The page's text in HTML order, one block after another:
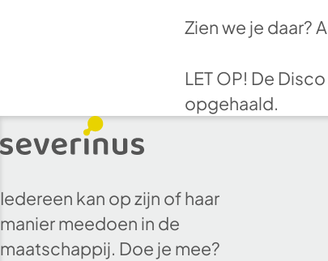
Zien we je daar?
LET OP! De
opgehaald.
Iedereen kan op zijn of haar
manier meedoen in de
maatschappij. Doe je mee?